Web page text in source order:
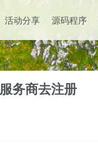
活动分享 源码程序
务商去注册